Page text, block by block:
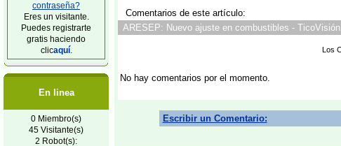
contraseña?
Eres un visitante.
Puedes registrarte
gratis haciendo
clicaquí.
En linea
0 Miembro(s)
45 Visitante(s)
2 Robot(s):
Comentarios de este artículo:
ARESEP: Nuevo ajuste en combustibles - TicoVisión
Los
No hay comentarios por el momento.
Escribir un Comentario: